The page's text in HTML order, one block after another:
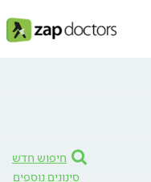
חיפוש חדש
סינונים נוספים